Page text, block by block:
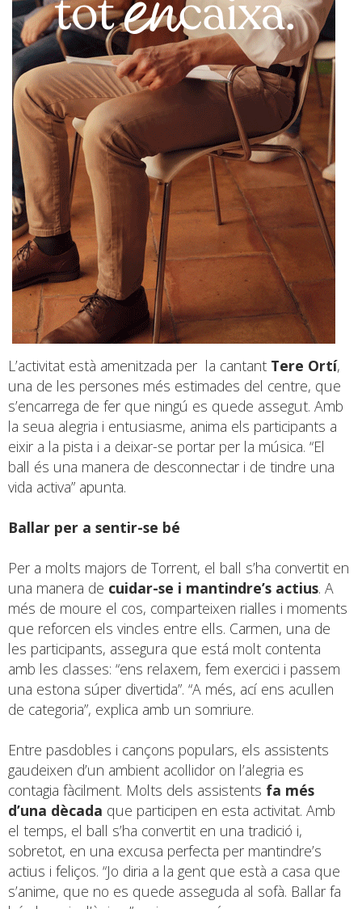
L’activitat està amenitzada per la cantant Tere Ortí,
una de les persones més estimades del centre, que
s’encarrega de fer que ningú es quede assegut. Amb
la seua alegria i entusiasme, anima els participants a
eixir a la pista i a deixar-se portar per la música. “El
ball és una manera de desconnectar i de tindre una
vida activa” apunta.
Ballar per a sentir-se bé
Per a molts majors de Torrent, el ball s’ha convertit en
una manera de cuidar-se i mantindre’s actius. A
més de moure el cos, comparteixen rialles i moments
que reforcen els vincles entre ells. Carmen, una de
les participants, assegura que está molt contenta
amb les classes: “ens relaxem, fem exercici i passem
una estona súper divertida”. “A més, ací ens acullen
de categoria”, explica amb un somriure.
Entre pasdobles i cançons populars, els assistents
gaudeixen d’un ambient acollidor on l’alegria es
contagia fàcilment. Molts dels assistents fa més
d’una dècada que participen en esta activitat. Amb
el temps, el ball s’ha convertit en una tradició i,
sobretot, en una excusa perfecta per mantindre’s
actius i feliços. “Jo diria a la gent que està a casa que
s’anime, que no es quede asseguda al sofà. Ballar fa